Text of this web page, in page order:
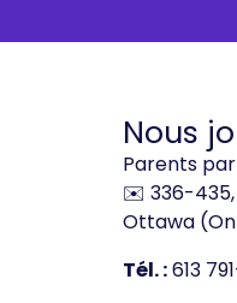
Nous
Parents
✉️ 336-435,
Ottawa
Tél. :613